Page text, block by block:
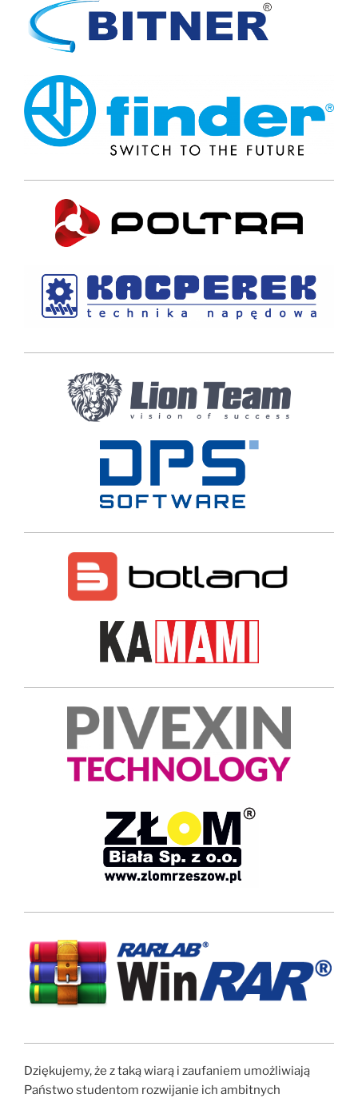
Dziękujemy, że z taką wiarą i zaufaniem umożliwiają
Państwo studentom rozwijanie ich ambitnych